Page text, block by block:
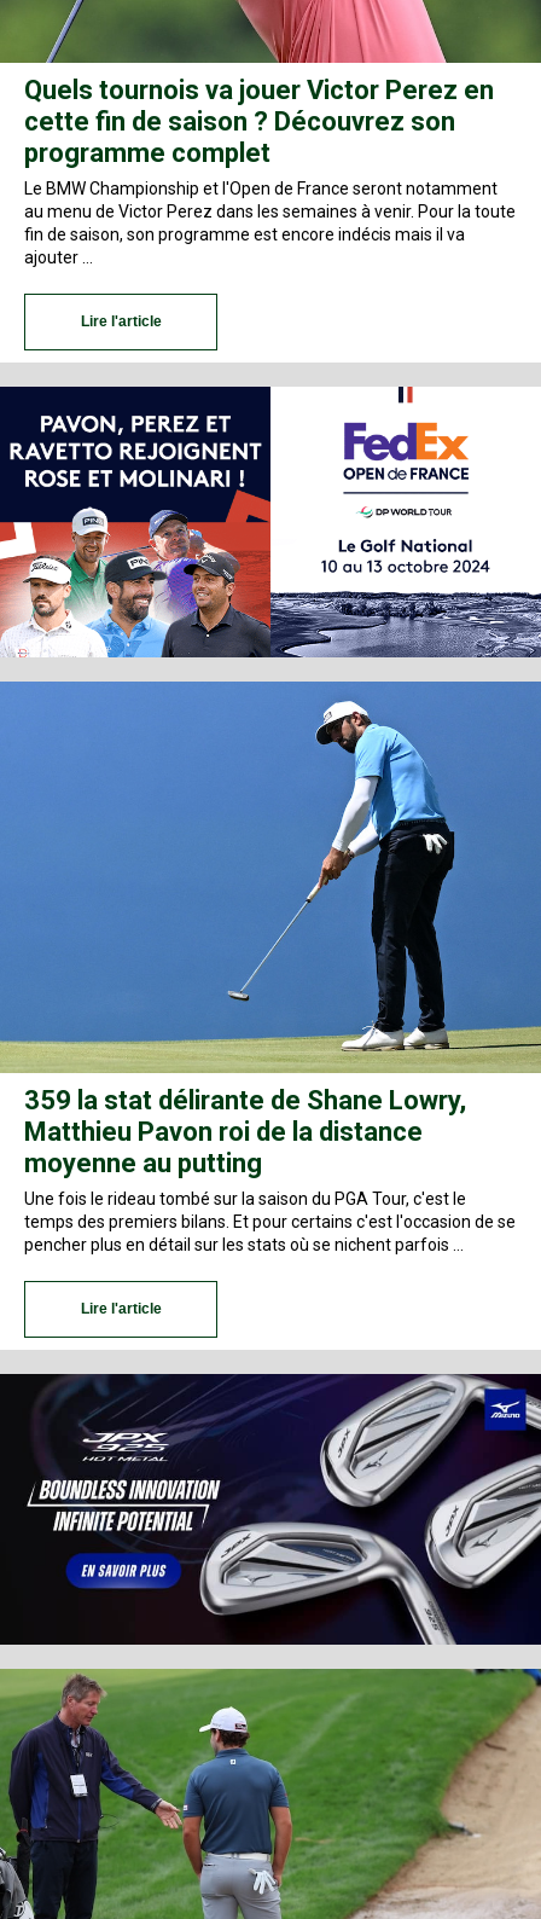
Quels tournois va jouer Victor Perez en
cette fin de saison ? Découvrez son
programme complet
Le BMW Championship et l'Open de France seront notamment
au menu de Victor Perez dans les semaines à venir. Pour la toute
fin de saison, son programme est encore indécis mais il va
ajouter …
Lire l'article
359 la stat délirante de Shane Lowry,
Matthieu Pavon roi de la distance
moyenne au putting
Une fois le rideau tombé sur la saison du PGA Tour, c'est le
temps des premiers bilans. Et pour certains c'est l'occasion de se
pencher plus en détail sur les stats où se nichent parfois …
Lire l'article